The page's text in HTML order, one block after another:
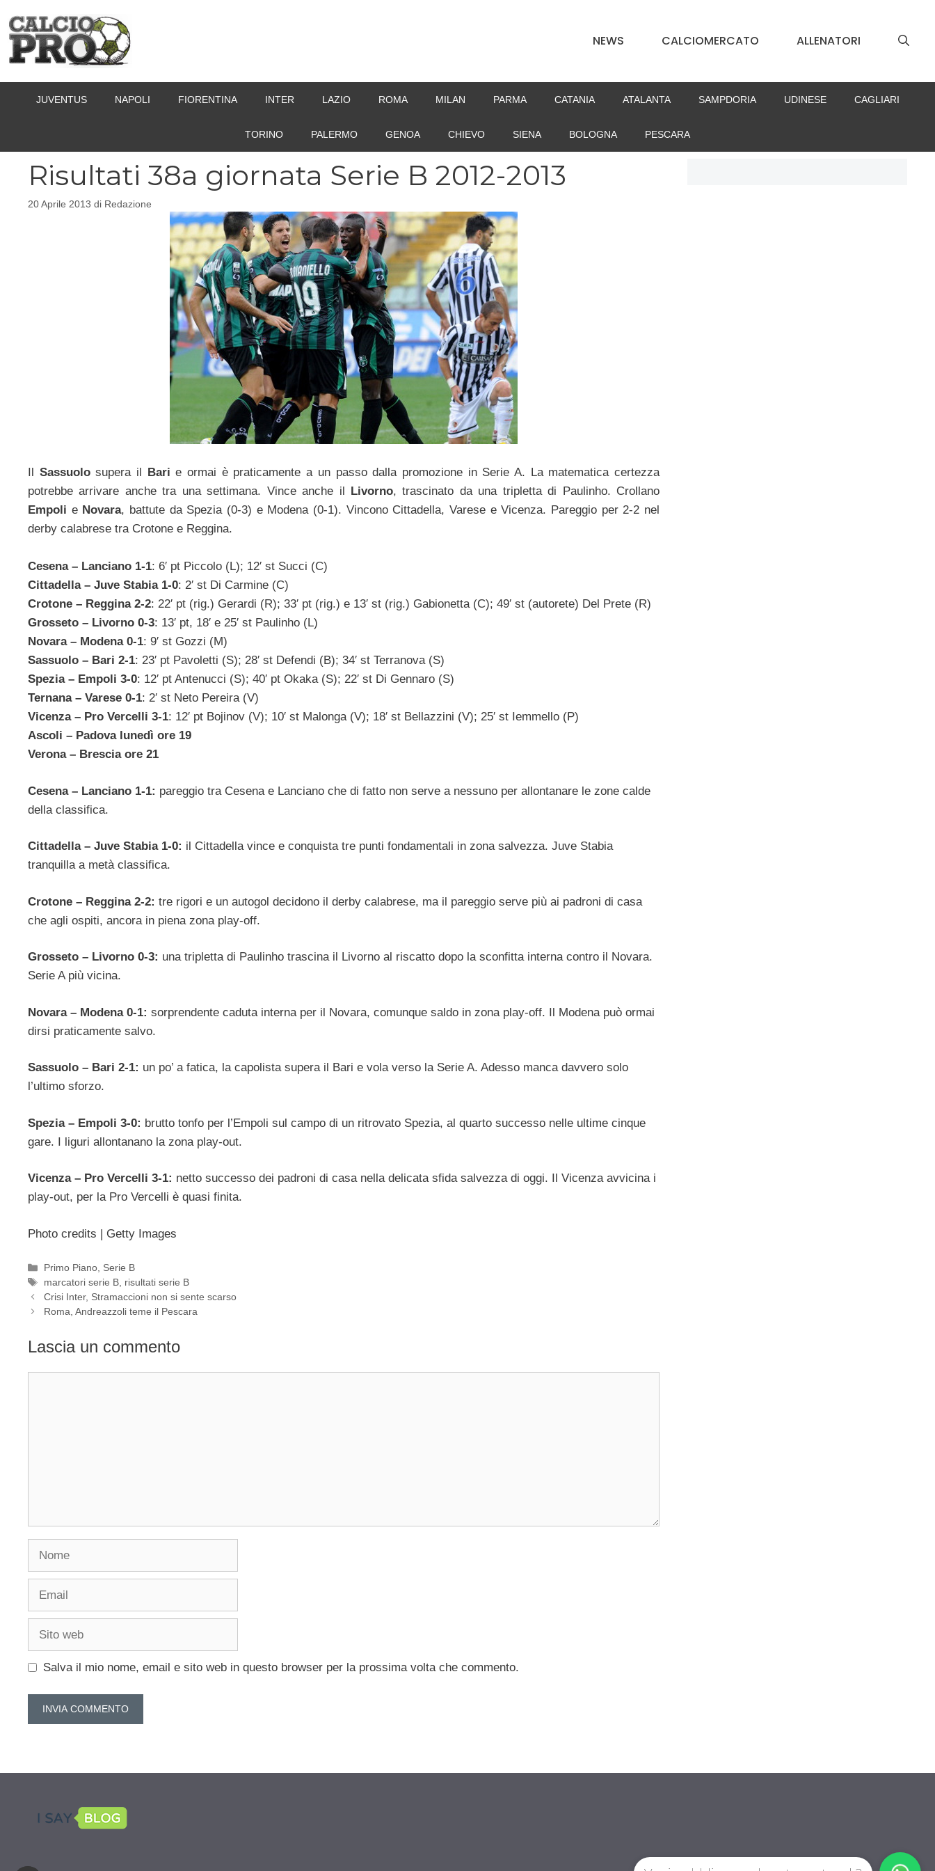
contenuto
NEWS CALCIOMERCATO ALLENATORI
JUVENTUS NAPOLI FIORENTINA INTER LAZIO ROMA MILAN PARMA CATANIA ATALANTA SAMPDORIA UDINESE CAGLIARI
TORINO PALERMO GENOA CHIEVO SIENA BOLOGNA PESCARA
Risultati 38a giornata Serie B 2012-2013
20 Aprile 2013 di Redazione
Sassuolosupera il Bari e ormai è praticamente a un passo dalla promozione in Serie A. La matematica certezza
potrebbe arrivare anche tra una settimana. Vince anche il
Livorno, trascinato da una tripletta di Paulinho. Crollano
Empoli e Novara, battute da Spezia (0-3) e Modena (0-1). Vincono Cittadella, Varese e Vicenza. Pareggio per 2-2 nel
derby calabrese tra Crotone e Reggina.
Cesena – Lanciano 1-1: 6′ pt Piccolo (L); 12′ st Succi (C)
Cittadella – Juve Stabia 1-0: 2′ st Di Carmine (C)
Crotone – Reggina 2-2: 22′ pt (rig.) Gerardi (R); 33′ pt (rig.) e 13′ st (rig.) Gabionetta (C); 49′ st (autorete) Del Prete (R)
Grosseto – Livorno 0-3: 13′ pt, 18′ e 25′ st Paulinho (L)
Novara – Modena 0-1: 9′ st Gozzi (M)
Sassuolo – Bari 2-1: 23′ pt Pavoletti (S); 28′ st Defendi (B); 34′ st Terranova (S)
Spezia – Empoli 3-0: 12′ pt Antenucci (S); 40′ pt Okaka (S); 22′ st Di Gennaro (S)
Ternana – Varese 0-1: 2′ st Neto Pereira (V)
Vicenza – Pro Vercelli 3-1: 12′ pt Bojinov (V); 10′ st Malonga (V); 18′ st Bellazzini (V); 25′ st Iemmello (P)
Ascoli – Padova lunedì ore 19
Verona – Brescia ore 21
Cesena – Lanciano 1-1: pareggio tra Cesena e Lanciano che di fatto non serve a nessuno per allontanare le zone calde
della classifica.
Cittadella – Juve Stabia 1-0: il Cittadella vince e conquista tre punti fondamentali in zona salvezza. Juve Stabia
tranquilla a metà classifica.
Crotone – Reggina 2-2: tre rigori e un autogol decidono il derby calabrese, ma il pareggio serve più ai padroni di casa
che agli ospiti, ancora in piena zona play-off.
Grosseto – Livorno 0-3: una tripletta di Paulinho trascina il Livorno al riscatto dopo la sconfitta interna contro il Novara.
Serie A più vicina.
Novara – Modena 0-1: sorprendente caduta interna per il Novara, comunque saldo in zona play-off. Il Modena può ormai
dirsi praticamente salvo.
Sassuolo – Bari 2-1: un po’ a fatica, la capolista supera il Bari e vola verso la Serie A. Adesso manca davvero solo
l’ultimo sforzo.
Spezia – Empoli 3-0: brutto tonfo per l’Empoli sul campo di un ritrovato Spezia, al quarto successo nelle ultime cinque
gare. I liguri allontanano la zona play-out.
Vicenza – Pro Vercelli 3-1: netto successo dei padroni di casa nella delicata sfida salvezza di oggi. Il Vicenza avvicina i
play-out, per la Pro Vercelli è quasi finita.
Photo credits | Getty Images
Categorie
Primo Piano, Serie B
Tag
marcatori serie B, risultati serie B
Crisi Inter, Stramaccioni non si sente scarso
Roma, Andreazzoli teme il Pescara
Lascia un commento
Salva il mio nome, email e sito web in questo browser per la prossima volta che commento.